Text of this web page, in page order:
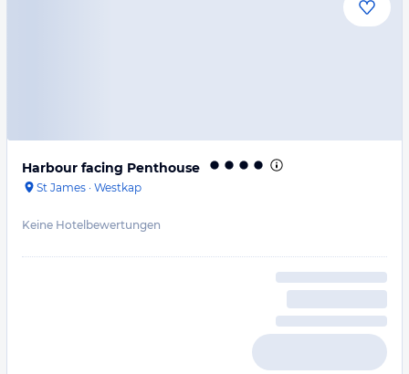
Harbour facing Penthouse
St James · Westkap
Keine Hotelbewertungen